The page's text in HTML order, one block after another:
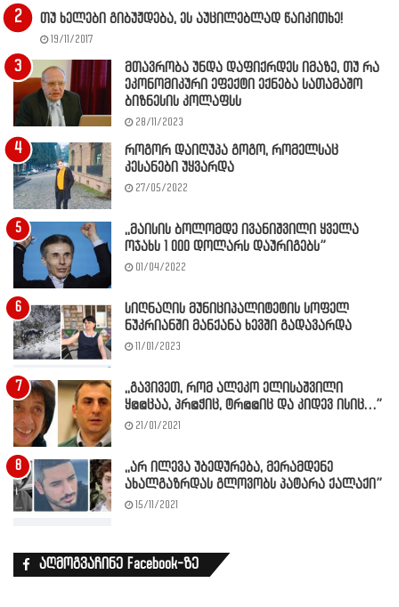
თუ ხელები გიბუჟდება, ეს აუცილებლად წაიკითხე!
19/11/2017
მთავრობა უნდა დაფიქრდეს იმაზე, თუ რა
ეკონომიკური ეფექტი ექნება სათამაშო
ბიზნესის კოლაფსს
28/11/2023
როგორ დაიღუპა გოგო, რომელსაც
კესანები უყვარდა
27/05/2022
,,მაისის ბოლომდე ივანიშვილი ყველა
ოჯახს 1 000 დოლარს დაურიგებს”
01/04/2022
სიღნაღის მუნიციპალიტეტის სოფელ
ნუკრიანში მანქანა ხევში გადავარდა
11/01/2023
,,გავივეთ, რომ ალეკო ელისაშვილი
ყ@@ცაა, პრ@ჭიც, ტრ@@იც და კიდევ ისიც…”
21/01/2021
,,არ ილევა უბედურება, მერამდენე
ახალგაზრდას გლოვობს პატარა ქალაქი”
15/11/2021
აღმოგვაჩინე Facebook-ზე